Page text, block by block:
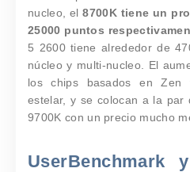
nucleo, el8700K tiene un
25000 puntos
5 2600 tiene alrededor de
núcleo y multi-nucleo. El
los chips basados en Zen
estelar, y se colocan a la par
9700K con un precio mucho
UserBenchmark